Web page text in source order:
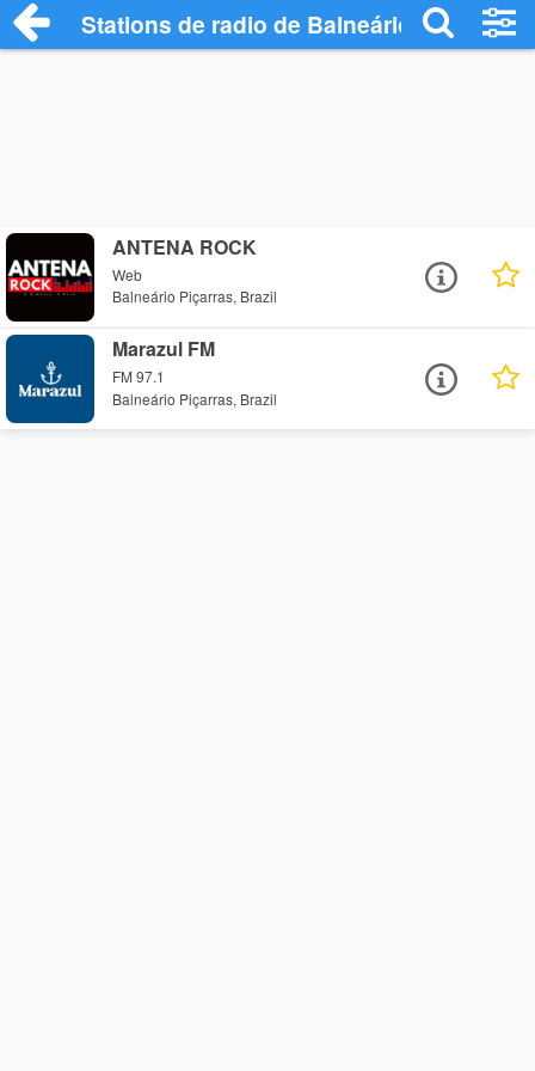
Stations de radio de Balneário Piçarras
ANTENA ROCK
Web
Balneário Piçarras, Brazil
Marazul FM
FM 97.1
Balneário Piçarras, Brazil